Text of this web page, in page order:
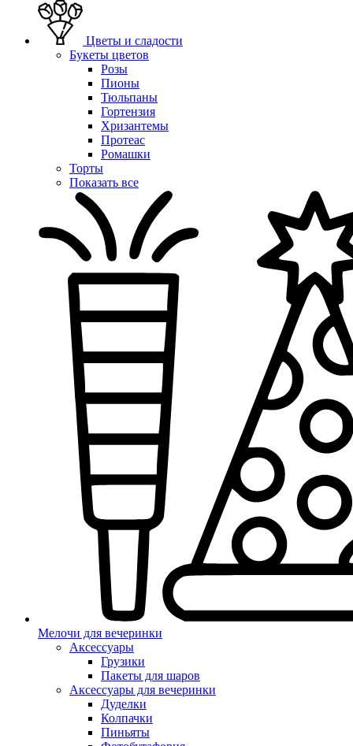
Цветы и сладости
Букеты цветов
Розы
Пионы
Тюльпаны
Гортензия
Хризантемы
Протеас
Ромашки
Торты
Показать все
Мелочи для вечеринки
Аксессуары
Грузики
Пакеты для шаров
Аксессуары для вечеринки
Дуделки
Колпачки
Пиньяты